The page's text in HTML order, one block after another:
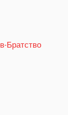
Братство